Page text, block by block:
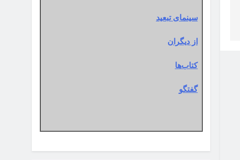
سینمای تبعید
از دیگران
کتاب‌ها
گفتگو